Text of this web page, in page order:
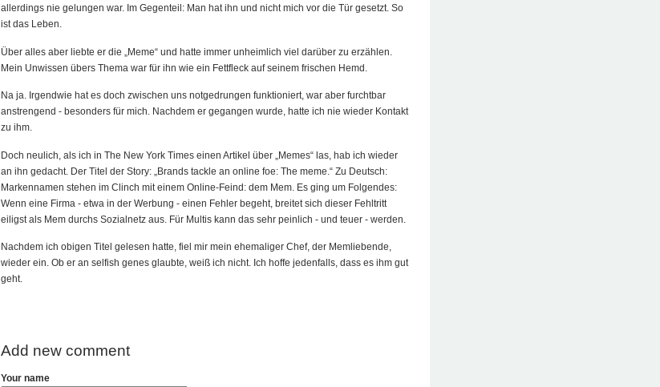
allerdings nie gelungen war. Im Gegenteil: Man hat ihn und nicht mich vor die Tür gesetzt. So
ist das Leben.
Über alles aber liebte er die „Meme“ und hatte immer unheimlich viel darüber zu erzählen.
Mein Unwissen übers Thema war für ihn wie ein Fettfleck auf seinem frischen Hemd.
Na ja. Irgendwie hat es doch zwischen uns notgedrungen funktioniert, war aber furchtbar
anstrengend - besonders für mich. Nachdem er gegangen wurde, hatte ich nie wieder Kontakt
zu ihm.
Doch neulich, als ich in The New York Times einen Artikel über „Memes“ las, hab ich wieder
an ihn gedacht. Der Titel der Story: „Brands tackle an online foe: The meme.“ Zu Deutsch:
Markennamen stehen im Clinch mit einem Online-Feind: dem Mem. Es ging um Folgendes:
Wenn eine Firma - etwa in der Werbung - einen Fehler begeht, breitet sich dieser Fehltritt
eiligst als Mem durchs Sozialnetz aus. Für Multis kann das sehr peinlich - und teuer - werden.
Nachdem ich obigen Titel gelesen hatte, fiel mir mein ehemaliger Chef, der Memliebende,
wieder ein. Ob er an selfish genes glaubte, weiß ich nicht. Ich hoffe jedenfalls, dass es ihm gut
geht.
Add new comment
Your name